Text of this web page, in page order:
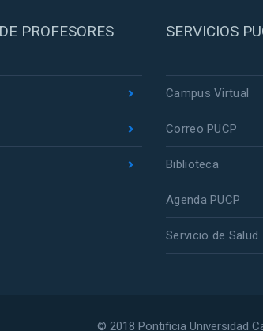
PROFESORES
SERVICIOS
Campus Virtual
Correo PUCP
Biblioteca
Agenda PUCP
Servicio de Salud
© 2018 Pontificia Universidad